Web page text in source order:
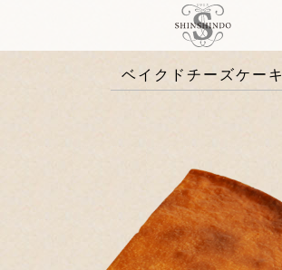
ベイクドチーズケーキ